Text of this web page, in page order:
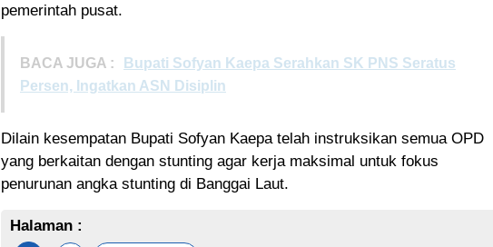
pemerintah pusat.
BACA JUGA :
Bupati Sofyan Kaepa Serahkan SK PNS Seratus
Persen, Ingatkan ASN Disiplin
Dilain kesempatan Bupati Sofyan Kaepa telah instruksikan semua OPD
yang berkaitan dengan stunting agar kerja maksimal untuk fokus
penurunan angka stunting di Banggai Laut.
Halaman :